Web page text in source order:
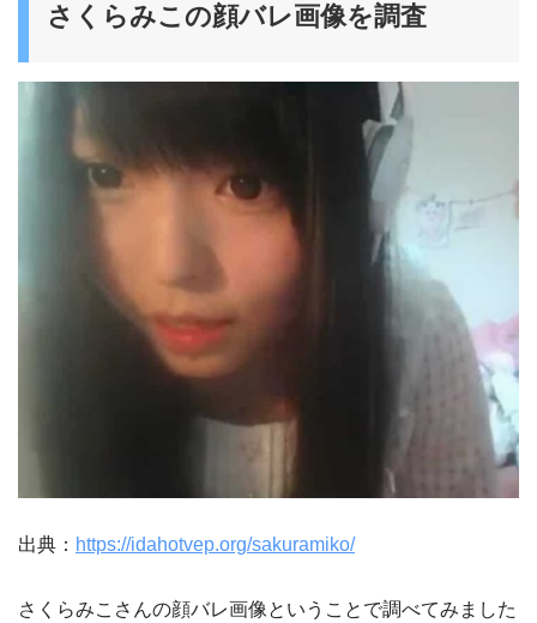
さくらみこの顔バレ画像を調査
出典： https://idahotvep.org/sakuramiko/
さくらみこさんの顔バレ画像ということで調べてみました